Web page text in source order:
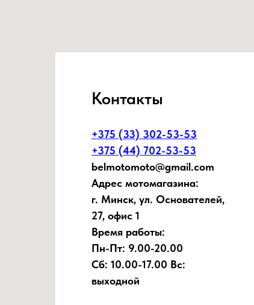
Контакты
+375 (33) 302-53-53
+375 (44) 702-53-53
belmotomoto@gmail.com
Адрес мотомагазина:
г. Минск, ул. Основателей,
27, офис 1
Время работы:
Пн-Пт: 9.00-20.00
Сб: 10.00-17.00 Вс:
выходной